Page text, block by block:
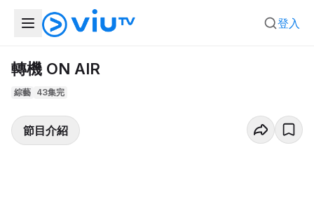
登入
轉機 ON AIR
綜藝 43集完
節目介紹